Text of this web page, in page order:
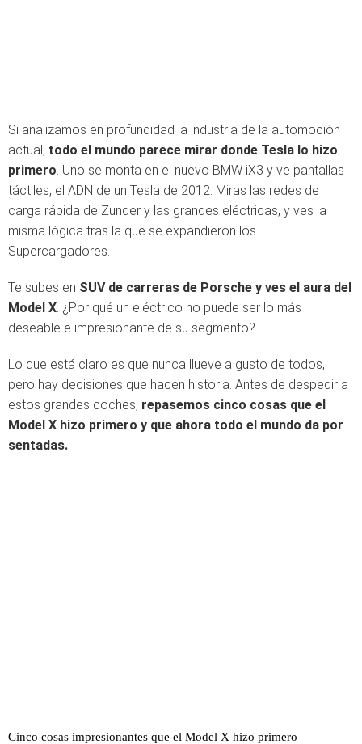
Si analizamos en profundidad la industria de la automoción
actual, todo el mundo parece mirar donde Tesla lo hizo
primero. Uno se monta en el nuevo BMW iX3 y ve pantallas
táctiles, el ADN de un Tesla de 2012. Miras las redes de
carga rápida de Zunder y las grandes eléctricas, y ves la
misma lógica tras la que se expandieron los
Supercargadores.
Te subes en SUV de carreras de Porsche y ves el aura del
Model X. ¿Por qué un eléctrico no puede ser lo más
deseable e impresionante de su segmento?
Lo que está claro es que nunca llueve a gusto de todos,
pero hay decisiones que hacen historia. Antes de despedir a
estos grandes coches, repasemos cinco cosas que el
Model X hizo primero y que ahora todo el mundo da por
sentadas.
Cinco cosas impresionantes que el Model X hizo primero